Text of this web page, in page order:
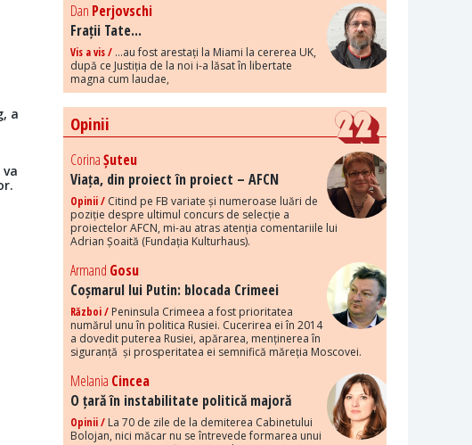
a
Dan Perjovschi
Frații Tate...
Vis a vis / ...au fost arestați la Miami la cererea UK,
după ce Justiția de la noi i-a lăsat în libertate
magna cum laudae,
Opinii
CorinaȘuteu
Viața, din proiect în proiect – AFCN
Opinii / Citind pe FB variate și numeroase luări de
poziție despre ultimul concurs de selecție a
proiectelor AFCN, mi-au atras atenția comentariile lui
Adrian Șoaită (Fundația Kulturhaus).
Armand Gosu
Coșmarul lui Putin: blocada Crimeei
Război / Peninsula Crimeea a fost prioritatea
numărul unu în politica Rusiei. Cucerirea ei în 2014
a dovedit puterea Rusiei, apărarea, menținerea în
siguranță și prosperitatea ei semnifică măreția Moscovei.
Melania Cincea
O țară în instabilitate politică majoră
Opinii / La 70 de zile de la demiterea Cabinetului
Bolojan, nici măcar nu se întrevede formarea unui